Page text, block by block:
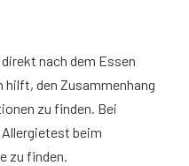
nach dem Essen
den Zusammenhang
zu finden. Bei
beim
zu finden.